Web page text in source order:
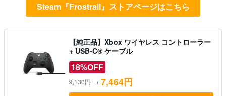
Steam『Frostrail』ストアページはこちら
【純正品】Xbox ワイヤレス コントローラー
+ USB-C® ケーブル
18%OFF
9,130円 → 7,464円